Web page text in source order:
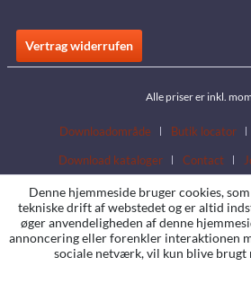
Vertrag widerrufen
Alle priser er inkl.
Downloadområde Butik locator
Download kataloger
Contact
Denne hjemmeside bruger cookies,
tekniske drift af webstedet og er altid
øger anvendeligheden af denne
annoncering eller forenkler interaktionen
sociale netværk, vil kun blive brugt